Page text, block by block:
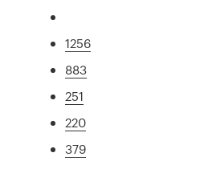
1256
883
251
220
379